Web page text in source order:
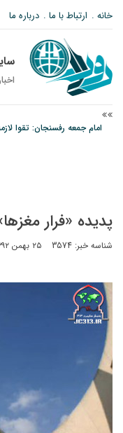
خانه ارتباط با ما درباره ما
امام جمعه رفسنجان: تقوا
پیش‌بینی هواشناسی برای
پدیده «فرار
شناسه خبر: 3574 ۲۵ بهمن ۱۳۹۲